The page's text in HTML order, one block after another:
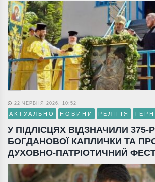
22 ЧЕРВНЯ 2026, 10:52
АКТУАЛЬНО НОВИНИ РЕЛІГІЯ
У ПІДЛІСЦЯХ ВІДЗНАЧИЛИ 375-
БОГДАНОВОЇ КАПЛИЧКИ ТА
ДУХОВНО-ПАТРІОТИЧНИЙ